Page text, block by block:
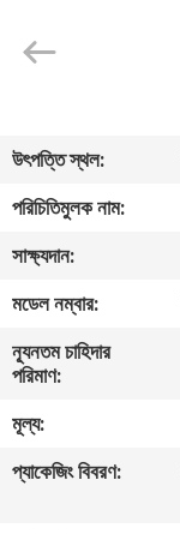
পণ্য
সম্পর্কে
পরিদর্শন
Machinery
উৎপত্তি স্থল:
পরিচিতিমুলক নাম:
সাক্ষ্যদান:
মডেল নম্বার:
ন্যূনতম চাহিদার
পরিমাণ:
মূল্য:
প্যাকেজিং বিবরণ: